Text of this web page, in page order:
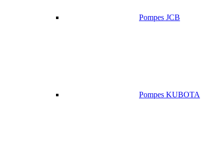
Pompes JCB
Pompes KUBOTA